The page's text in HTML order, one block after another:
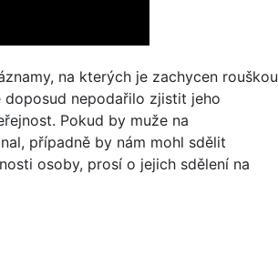
na kterých je zachycen rouškou
doposud nepodařilo zjistit jeho
Pokud by muže na
případně by nám mohl sdělit
osoby, prosí o jejich sdělení na